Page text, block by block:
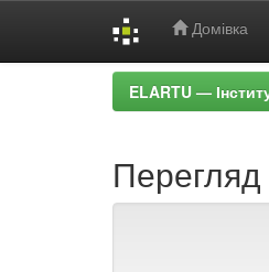
Домівка
ELARTU —